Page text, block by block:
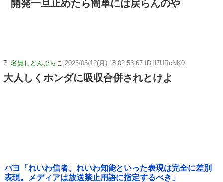
開発一旦止めたら簡単には戻らんのや
7: 名無しどんぶらこ 2025/05/12(月) 18:02:53.67 ID:ll7URcNK0
大人しくホンダに吸収合併されとけよ
パヨ「れいわ信者、れいわ知能といった表現は完全に差別
表現。メディアは放送禁止用語に指定するべき」